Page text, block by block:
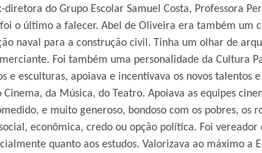
do Grupo Escolar Samuel Costa, Professora
o último a falecer. Abel de Oliveira era também um
naval para a construção civil. Tinha um olhar de
Foi também uma personalidade da Cultura
e esculturas, apoiava e incentivava os novos talentos
da Música, do Teatro. Apoiava as equipes
e muito generoso, bondoso com os pobres, os
econômica, credo ou opção política. Foi vereador
quanto aos estudos. Valorizava ao máximo a